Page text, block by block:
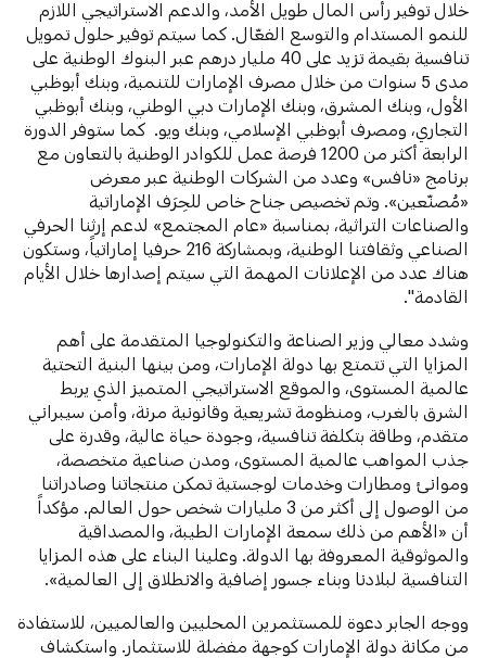
خلال توفير رأس المال طويل الأمد، والدعم الاستراتيجي اللازم
للنمو المستدام والتوسع الفعّال. كما سيتم توفير حلول تمويل
تنافسية بقيمة تزيد على 40 مليار درهم عبر البنوك الوطنية على
مدى 5 سنوات من خلال مصرف الإمارات للتنمية، وبنك أبوظبي
الأول، وبنك المشرق، وبنك الإمارات دبي الوطني، وبنك أبوظبي
التجاري، ومصرف أبوظبي الإسلامي، وبنك ويو. كما ستوفر الدورة
الرابعة أكثر من 1200 فرصة عمل للكوادر الوطنية بالتعاون مع
برنامج «نافس» وعدد من الشركات الوطنية عبر معرض
«مُصنّعين». وتم تخصيص جناح خاص للحِرَف الإماراتية
والصناعات التراثية، بمناسبة «عام المجتمع» لدعم إرثنا الحرفي
الصناعي وثقافتنا الوطنية، وبمشاركة 216 حرفيا إماراتياً، وستكون
هناك عدد من الإعلانات المهمة التي سيتم إصدارها خلال الأيام
القادمة".
وشدد معالي وزير الصناعة والتكنولوجيا المتقدمة على أهم
المزايا التي تتمتع بها دولة الإمارات، ومن بينها البنية التحتية
عالمية المستوى، والموقع الاستراتيجي المتميز الذي يربط
الشرق بالغرب، ومنظومة تشريعية وقانونية مرنة، وأمن سيبراني
متقدم، وطاقة بتكلفة تنافسية، وجودة حياة عالية، وقدرة على
جذب المواهب عالمية المستوى، ومدن صناعية متخصصة،
وموانئ ومطارات وخدمات لوجستية تمكن منتجاتنا وصادراتنا
من الوصول إلى أكثر من 3 مليارات شخص حول العالم. مؤكداً
أن «الأهم من ذلك سمعة الإمارات الطيبة، والمصداقية
والموثوقية المعروفة بها الدولة. وعلينا البناء على هذه المزايا
التنافسية لبلادنا وبناء جسور إضافية والانطلاق إلى العالمية».
ووجه الجابر دعوة للمستثمرين المحليين والعالميين، للاستفادة
من مكانة دولة الإمارات كوجهة مفضلة للاستثمار. واستكشاف